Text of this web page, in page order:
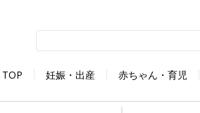
TOP 妊娠・出産 赤ちゃん・育児